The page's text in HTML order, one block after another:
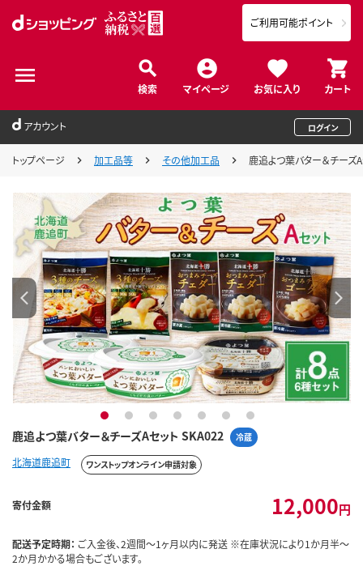
検索 マイページ お気に入り カート
ご利用可能ポイント
アカウント ログイン
トップページ 加工品等 その他加工品 鹿追よつ葉バター＆チーズ
鹿追よつ葉バター＆チーズAセット SKA022 冷蔵
1 2 3 4 5 6 7
北海道鹿追町 ワンストップオンライン申請対象
寄付金額 12,000円
配送予定時期： ご入金後、2週間～1ヶ月以内に発送 ※在庫状況により1か月半～
2か月かかる場合もございます。